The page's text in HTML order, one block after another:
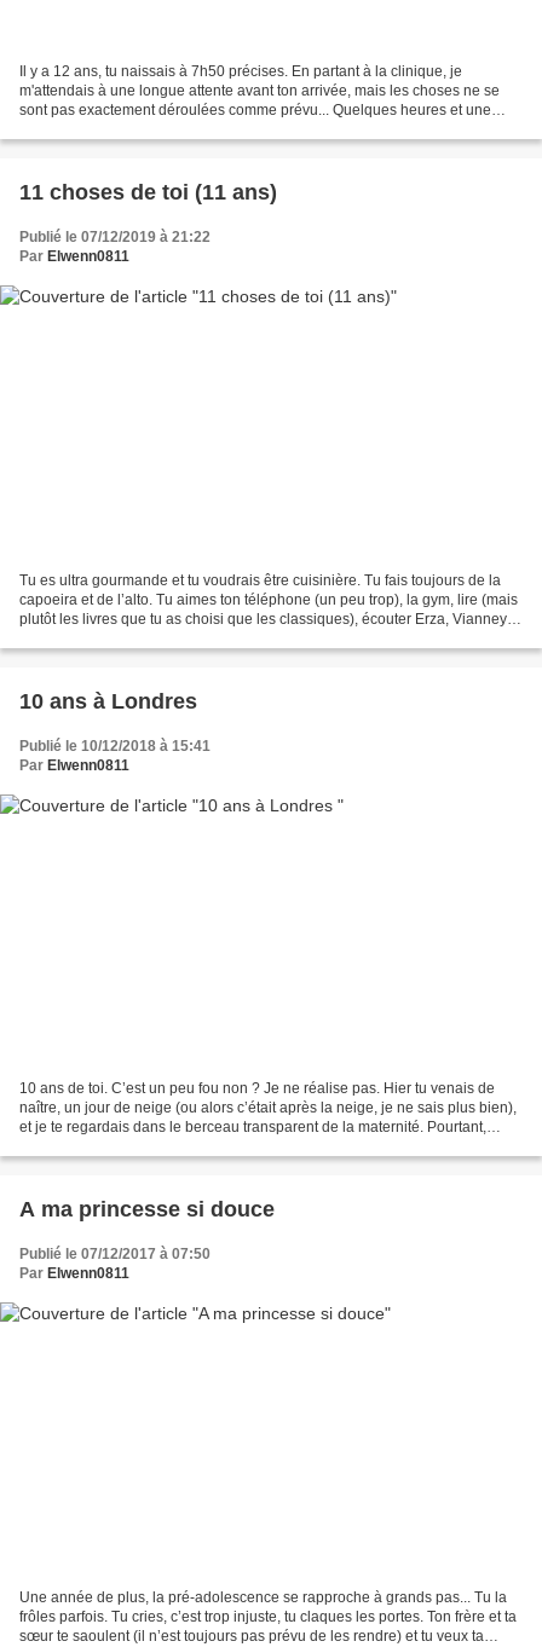
Il y a 12 ans, tu naissais à 7h50 précises. En partant à la clinique, je
m'attendais à une longue attente avant ton arrivée, mais les choses ne se
sont pas exactement déroulées comme prévu... Quelques heures et une
11 choses de toi (11 ans)
Publié le 07/12/2019 à 21:22
Par Elwenn0811
Tu es ultra gourmande et tu voudrais être cuisinière. Tu fais toujours de la
capoeira et de l’alto. Tu aimes ton téléphone (un peu trop), la gym, lire (mais
plutôt les livres que tu as choisi que les classiques), écouter Erza, Vianney,
10 ans à Londres
Publié le 10/12/2018 à 15:41
Par Elwenn0811
10 ans de toi. C’est un peu fou non ? Je ne réalise pas. Hier tu venais de
naître, un jour de neige (ou alors c’était après la neige, je ne sais plus bien),
et je te regardais dans le berceau transparent de la maternité. Pourtant,
A ma princesse si douce
Publié le 07/12/2017 à 07:50
Par Elwenn0811
Une année de plus, la pré-adolescence se rapproche à grands pas... Tu la
frôles parfois. Tu cries, c’est trop injuste, tu claques les portes. Ton frère et ta
sœur te saoulent (il n’est toujours pas prévu de les rendre) et tu veux ta